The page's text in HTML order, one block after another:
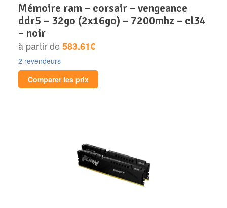
mémoire ram – corsair – vengeance
ddr5 – 32go (2x16go) – 7200mhz – cl34
– noir
à partir de583.61€
2 revendeurs
Comparer les prix